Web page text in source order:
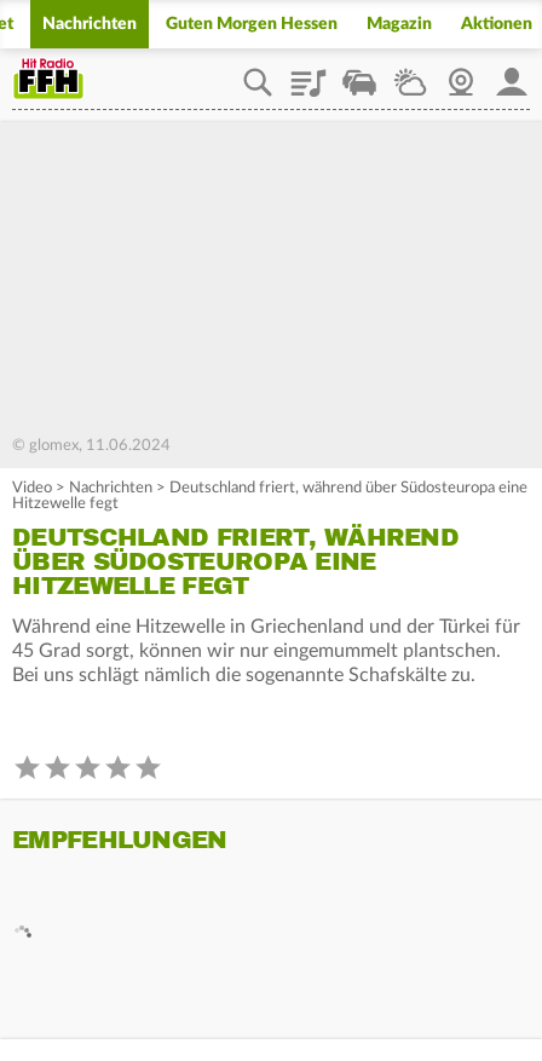
Nachrichten Guten Morgen Hessen Magazin Aktionen
PlaylistStaupilotWetterWebcam
© glomex, 11.06.2024
Video > Nachrichten > Deutschland friert, während über Südosteuropa eine
Hitzewelle fegt
DEUTSCHLAND FRIERT, WÄHREND
ÜBER SÜDOSTEUROPA EINE
HITZEWELLE FEGT
Während eine Hitzewelle in Griechenland und der Türkei für
45 Grad sorgt, können wir nur eingemummelt plantschen.
Bei uns schlägt nämlich die sogenannte Schafskälte zu.
EMPFEHLUNGEN